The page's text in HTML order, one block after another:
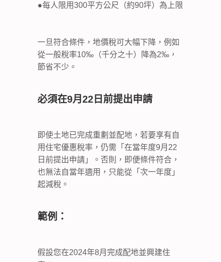
●每人限用300平方公尺（約90坪）為上限
一旦符合條件，地價稅可大幅下降，例如
從一般稅率10‰（千分之十）降為2‰，
節省不少。
必須在9月22日前提出申請
即使土地已完成重劃並配地，若要享有自
用住宅優惠稅率，仍需「在當年度9月22
日前提出申請」。否則，即便條件符合，
也無法自當年適用，只能從「次一年度」
起減稅。
範例：
假設您在2024年8月完成配地並興建住